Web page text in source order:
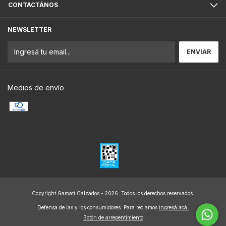
CONTACTÁNOS
NEWSLETTER
Medios de envío
Copyright Gamati Calzados - 2026. Todos los derechos reservados.
Defensa de las y los consumidores. Para reclamos ingresá acá.
Botón de arrepentimiento